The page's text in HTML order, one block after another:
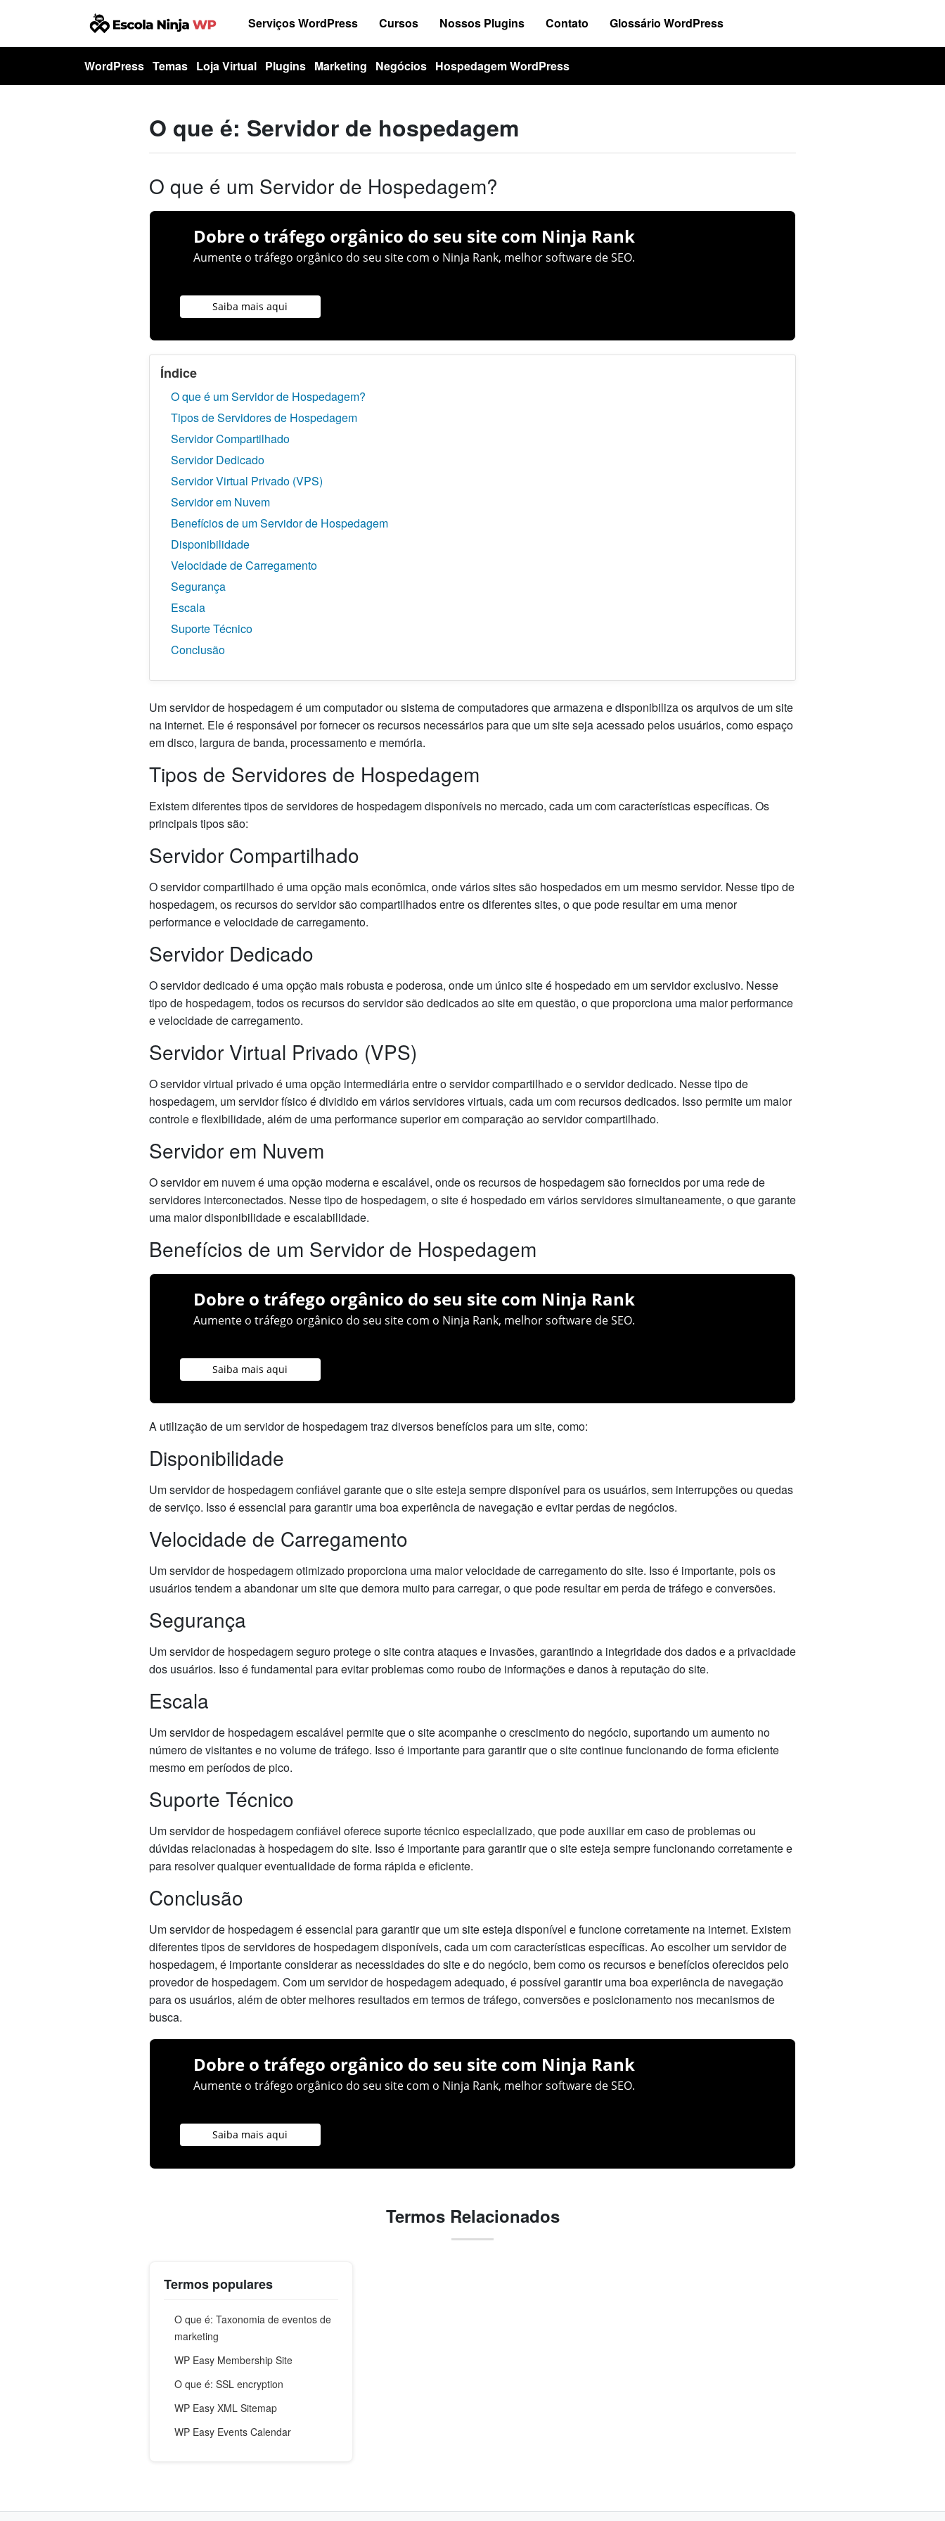
Serviços WordPress Cursos Nossos Plugins Contato Glossário WordPress
WordPress Temas Loja Virtual Plugins Marketing Negócios Hospedagem WordPress
O que é: Servidor de hospedagem
O que é um Servidor de Hospedagem?
Dobre o tráfego orgânico do seu site com Ninja Rank
Aumente o tráfego orgânico do seu site com o Ninja Rank, melhor software de SEO.
Saiba mais aqui
Índice
O que é um Servidor de Hospedagem?
Tipos de Servidores de Hospedagem
Servidor Compartilhado
Servidor Dedicado
Servidor Virtual Privado (VPS)
Servidor em Nuvem
Benefícios de um Servidor de Hospedagem
Disponibilidade
Velocidade de Carregamento
Segurança
Escala
Suporte Técnico
Conclusão
Um servidor de hospedagem é um computador ou sistema de computadores que armazena e disponibiliza os arquivos de um site
na internet. Ele é responsável por fornecer os recursos necessários para que um site seja acessado pelos usuários, como espaço
em disco, largura de banda, processamento e memória.
Tipos de Servidores de Hospedagem
Existem diferentes tipos de servidores de hospedagem disponíveis no mercado, cada um com características específicas. Os
principais tipos são:
Servidor Compartilhado
O servidor compartilhado é uma opção mais econômica, onde vários sites são hospedados em um mesmo servidor. Nesse tipo de
hospedagem, os recursos do servidor são compartilhados entre os diferentes sites, o que pode resultar em uma menor
performance e velocidade de carregamento.
Servidor Dedicado
O servidor dedicado é uma opção mais robusta e poderosa, onde um único site é hospedado em um servidor exclusivo. Nesse
tipo de hospedagem, todos os recursos do servidor são dedicados ao site em questão, o que proporciona uma maior performance
e velocidade de carregamento.
Servidor Virtual Privado (VPS)
O servidor virtual privado é uma opção intermediária entre o servidor compartilhado e o servidor dedicado. Nesse tipo de
hospedagem, um servidor físico é dividido em vários servidores virtuais, cada um com recursos dedicados. Isso permite um maior
controle e flexibilidade, além de uma performance superior em comparação ao servidor compartilhado.
Servidor em Nuvem
O servidor em nuvem é uma opção moderna e escalável, onde os recursos de hospedagem são fornecidos por uma rede de
servidores interconectados. Nesse tipo de hospedagem, o site é hospedado em vários servidores simultaneamente, o que garante
uma maior disponibilidade e escalabilidade.
Benefícios de um Servidor de Hospedagem
Dobre o tráfego orgânico do seu site com Ninja Rank
Aumente o tráfego orgânico do seu site com o Ninja Rank, melhor software de SEO.
Saiba mais aqui
A utilização de um servidor de hospedagem traz diversos benefícios para um site, como:
Disponibilidade
Um servidor de hospedagem confiável garante que o site esteja sempre disponível para os usuários, sem interrupções ou quedas
de serviço. Isso é essencial para garantir uma boa experiência de navegação e evitar perdas de negócios.
Velocidade de Carregamento
Um servidor de hospedagem otimizado proporciona uma maior velocidade de carregamento do site. Isso é importante, pois os
usuários tendem a abandonar um site que demora muito para carregar, o que pode resultar em perda de tráfego e conversões.
Segurança
Um servidor de hospedagem seguro protege o site contra ataques e invasões, garantindo a integridade dos dados e a privacidade
dos usuários. Isso é fundamental para evitar problemas como roubo de informações e danos à reputação do site.
Escala
Um servidor de hospedagem escalável permite que o site acompanhe o crescimento do negócio, suportando um aumento no
número de visitantes e no volume de tráfego. Isso é importante para garantir que o site continue funcionando de forma eficiente
mesmo em períodos de pico.
Suporte Técnico
Um servidor de hospedagem confiável oferece suporte técnico especializado, que pode auxiliar em caso de problemas ou
dúvidas relacionadas à hospedagem do site. Isso é importante para garantir que o site esteja sempre funcionando corretamente e
para resolver qualquer eventualidade de forma rápida e eficiente.
Conclusão
Um servidor de hospedagem é essencial para garantir que um site esteja disponível e funcione corretamente na internet. Existem
diferentes tipos de servidores de hospedagem disponíveis, cada um com características específicas. Ao escolher um servidor de
hospedagem, é importante considerar as necessidades do site e do negócio, bem como os recursos e benefícios oferecidos pelo
provedor de hospedagem. Com um servidor de hospedagem adequado, é possível garantir uma boa experiência de navegação
para os usuários, além de obter melhores resultados em termos de tráfego, conversões e posicionamento nos mecanismos de
busca.
Dobre o tráfego orgânico do seu site com Ninja Rank
Aumente o tráfego orgânico do seu site com o Ninja Rank, melhor software de SEO.
Saiba mais aqui
Termos Relacionados
Termos populares
O que é: Taxonomia de eventos de
marketing
WP Easy Membership Site
O que é: SSL encryption
WP Easy XML Sitemap
WP Easy Events Calendar